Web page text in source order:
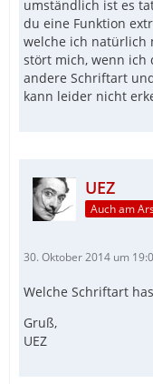
umständlich ist es
du eine Funktion
welche ich natürlich
stört mich, wenn ich
andere Schriftart
kann leider nicht
UEZ
30. Oktober 2014 um
Welche Schriftart
Gruß,
UEZ